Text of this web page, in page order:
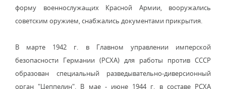
форму военнослужащих Красной Армии, вооружались
советским оружием, снабжались документами прикрытия.
В марте 1942 г. в Главном управлении имперской
безопасности Германии (РСХА) для работы против СССР
образован специальный разведывательно-диверсионный
орган "Цеппелин". В мае - июне 1944 г. в составе РСХА